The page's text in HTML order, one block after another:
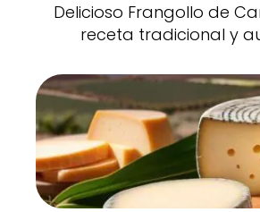
Delicioso Frangollo de
receta tradicional y